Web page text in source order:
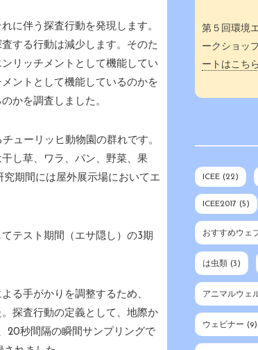
に伴う探査行動を発現します。
する行動は減少します。そのた
リッチメントとして機能してい
ントとして機能しているのかを
かを調査しました。
ューリッヒ動物園の群れです。
し草、ワラ、パン、野菜、果
期間には屋外展示場においてエ
テスト期間（エサ隠し）の3期
る手がかりを調整するため、
探査行動の定義として、地際か
20秒間隔の瞬間サンプリングで
第５回環境
ークショッ
ートはこち
ICEE (22)
ICEE2017 (5)
おすすめウェ
は虫類 (3)
アニマルウェ
ウェビナー (9)